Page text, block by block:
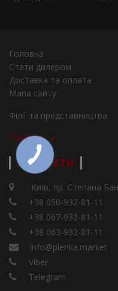
Головна
Стати дилером
Доставка та оплата
Мапа сайту
Філії та представництва
Города
КОНТАКТИ
Київ, пр. Степана
+38 050-932-81-11
+38 067-932-81-11
+38 063-932-81-11
info@plenka.market
Viber
Telegram